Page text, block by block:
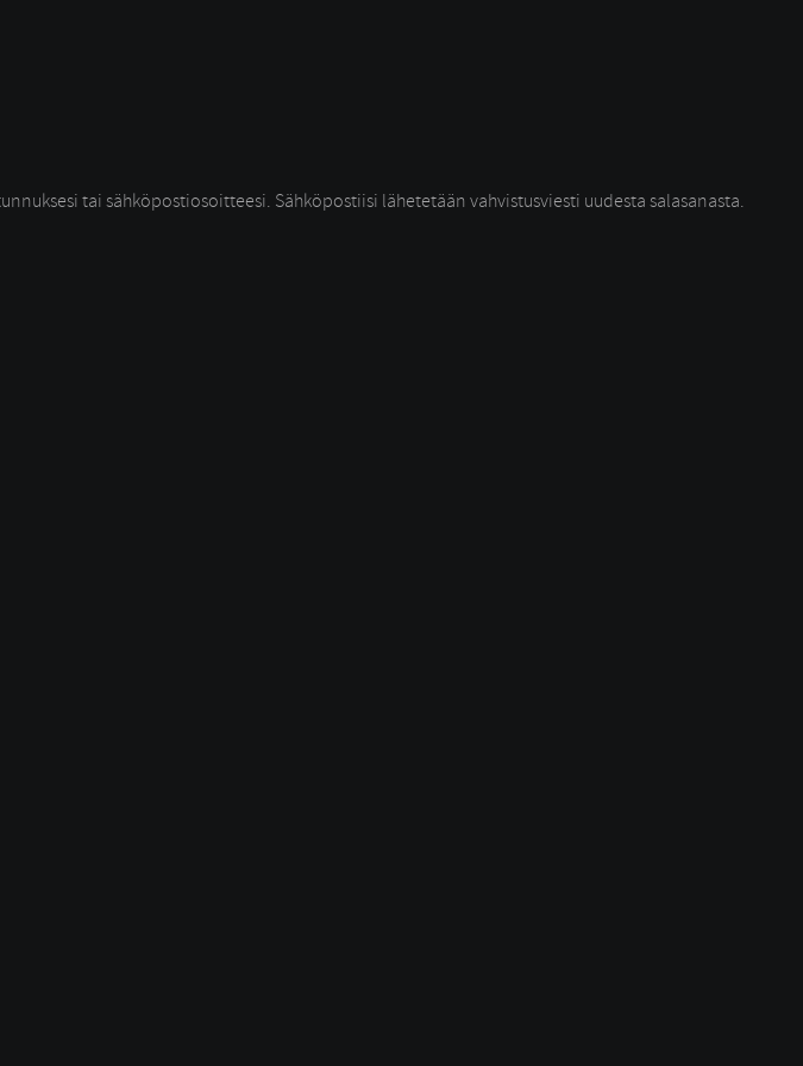
tai sähköpostiosoitteesi. Sähköpostiisi lähetetään vahvistusviesti uudesta salasanasta.